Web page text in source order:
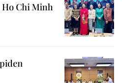
Ho Chi Minh